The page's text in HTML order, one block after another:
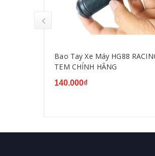
Bao Tay Xe Máy HG88
TEM CHÍNH HÃNG
140.000₫